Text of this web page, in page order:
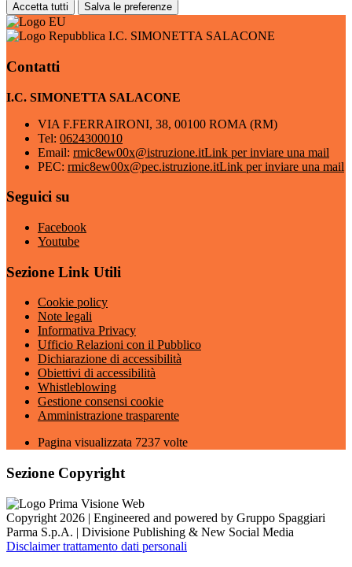
Accetta tutti Salva le preferenze
I.C. SIMONETTA SALACONE
Contatti
I.C. SIMONETTA SALACONE
VIA F.FERRAIRONI, 38, 00100 ROMA (RM)
Tel: 0624300010
Email: rmic8ew00x@istruzione.itLink per inviare una mail
PEC: rmic8ew00x@pec.istruzione.itLink per inviare una mail
Seguici su
Facebook
Youtube
Sezione Link Utili
Cookie policy
Note legali
Informativa Privacy
Ufficio Relazioni con il Pubblico
Dichiarazione di accessibilità
Obiettivi di accessibilità
Whistleblowing
Gestione consensi cookie
Amministrazione trasparente
Pagina visualizzata 7237 volte
Sezione Copyright
Copyright 2026 | Engineered and powered by Gruppo Spaggiari
Parma S.p.A. | Divisione Publishing & New Social Media
Disclaimer trattamento dati personali